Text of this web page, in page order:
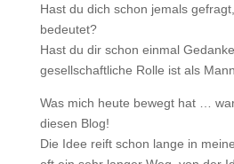
Hast du dich schon jemals
bedeutet?
Hast du dir schon einmal
gesellschaftliche Rolle ist als
Was mich heute bewegt hat …
diesen Blog!
Die Idee reift schon lange in